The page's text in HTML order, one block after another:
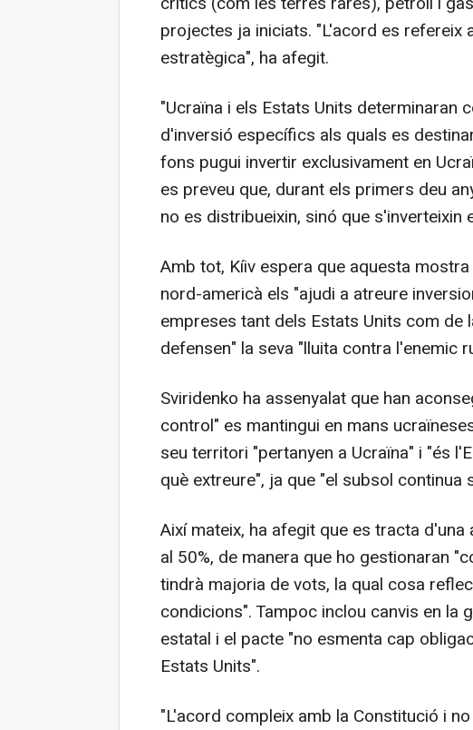
projectes ja iniciats. "L'acord es refereix
estratègica", ha afegit.
"Ucraïna i els Estats Units determinaran
d'inversió específics als quals es
fons pugui invertir exclusivament en
es preveu que, durant els primers deu
no es distribueixin, sinó que s'inverteixin
Amb tot, Kíiv espera que aquesta
nord-americà els "ajudi a atreure
empreses tant dels Estats Units com de
defensen" la seva "lluita contra l'enemic
Sviridenko ha assenyalat que han
control" es mantingui en mans
seu territori "pertanyen a Ucraïna" i "és
què extreure", ja que "el subsol continua
Així mateix, ha afegit que es tracta
al 50%, de manera que ho gestionaran
tindrà majoria de vots, la qual cosa
condicions". Tampoc inclou canvis en
estatal i el pacte "no esmenta cap
Estats Units".
"L'acord compleix amb la Constitució i